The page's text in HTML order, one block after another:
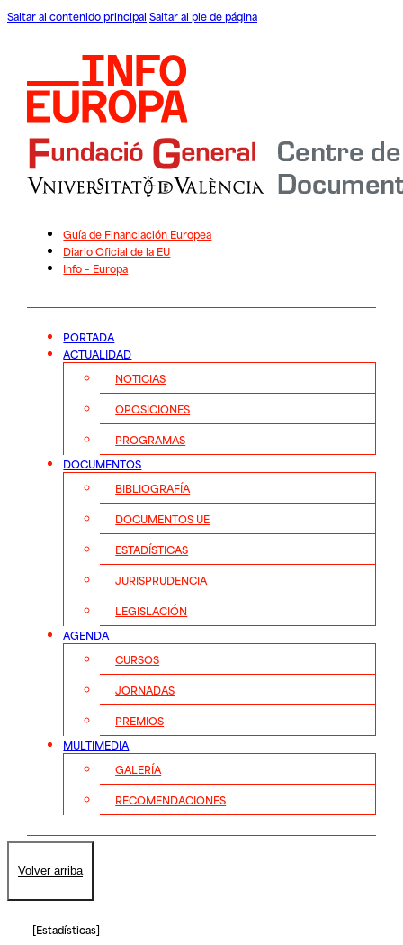
Saltar al contenido principal Saltar al pie de página
Guía de Financiación Europea
Diario Oficial de la EU
Info – Europa
PORTADA
ACTUALIDAD
NOTICIAS
OPOSICIONES
PROGRAMAS
DOCUMENTOS
BIBLIOGRAFÍA
DOCUMENTOS UE
ESTADÍSTICAS
JURISPRUDENCIA
LEGISLACIÓN
AGENDA
CURSOS
JORNADAS
PREMIOS
MULTIMEDIA
GALERÍA
RECOMENDACIONES
Volver arriba
[Estadísticas]